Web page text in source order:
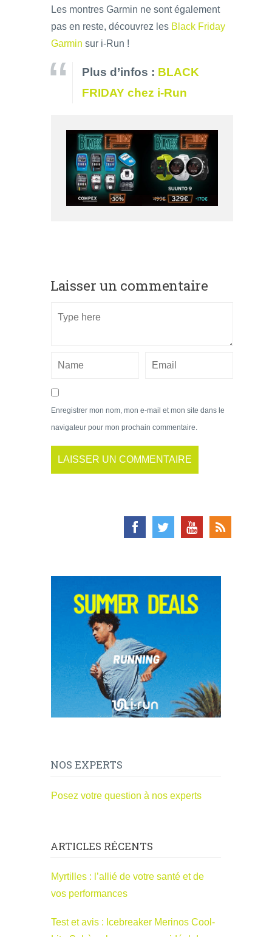
Les montres Garmin ne sont également
pas en reste, découvrez les Black Friday
Garmin sur i-Run !
Plus d’infos : BLACK
FRIDAY chez i-Run
Laisser un commentaire
Enregistrer mon nom, mon e-mail et mon site dans le
navigateur pour mon prochain commentaire.
NOS EXPERTS
Posez votre question à nos experts
ARTICLES RÉCENTS
Myrtilles : l’allié de votre santé et de
vos performances
Test et avis : Icebreaker Merinos Cool-